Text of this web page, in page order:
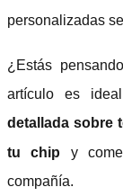
personalizadas
¿Estás
artículo es
detallada sobre
tu chip y
compañía.